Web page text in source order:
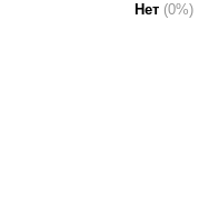
Нет (0%)